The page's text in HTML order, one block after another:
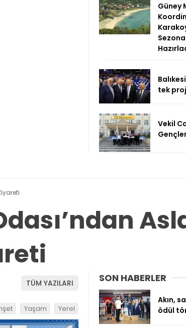
Güney
tek
Vekil
TÜM YAZILARI
Yaşam Yerel
SON HABERLER
Akın,
ödül